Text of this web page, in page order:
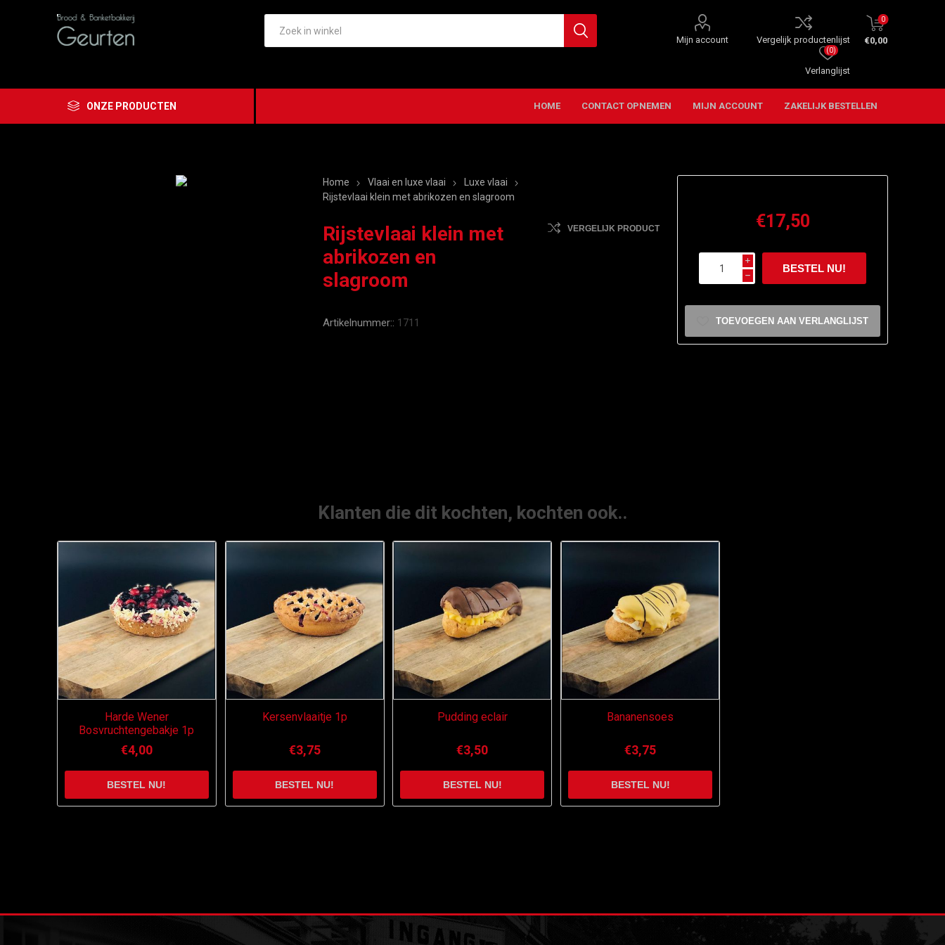
Mijn account Vergelijk productenlijst
Verlanglijst
(0)
0
€0,00
ONZE PRODUCTEN HOME CONTACT OPNEMEN MIJN ACCOUNT ZAKELIJK BESTELLEN
Home Vlaai en luxe vlaai
Luxe vlaai
Rijstevlaai klein met abrikozen en slagroom
Rijstevlaai klein met
abrikozen en
slagroom
VERGELIJK PRODUCT
Artikelnummer:: 1711
€17,50
i
h
TOEVOEGEN AAN VERLANGLIJST
Klanten die dit kochten, kochten ook..
Harde Wener
Bosvruchtengebakje 1p
€4,00
Kersenvlaaitje 1p
€3,75
Pudding eclair
€3,50
Bananensoes
€3,75